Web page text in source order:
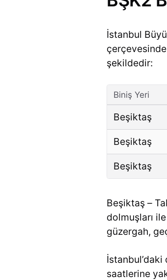
İstanbul
şekildedir:
Biniş Yeri
Beşiktaş
Beşiktaş
Beşiktaş
Beşiktaş –
dolmuşları
güzergah,
saatlerine